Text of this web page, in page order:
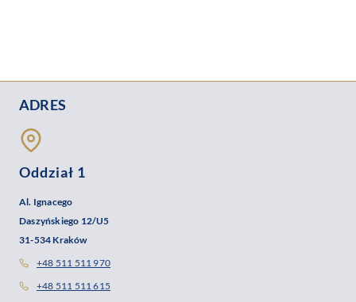
ADRES
Oddział 1
Al. Ignacego
Daszyńskiego 12/U5
31-534 Kraków
+48 511 511 970
+48 511 511 615